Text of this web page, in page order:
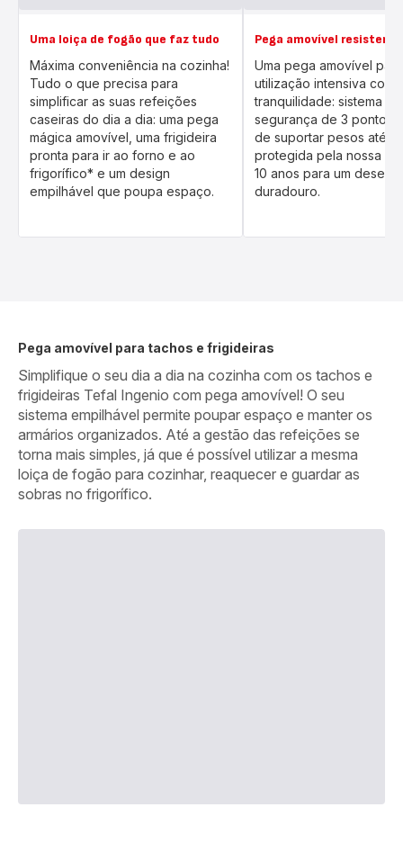
Uma loiça de fogão que faz tudo
Máxima conveniência na cozinha!
Tudo o que precisa para
simplificar as suas refeições
caseiras do dia a dia: uma pega
mágica amovível, uma frigideira
pronta para ir ao forno e ao
frigorífico* e um design
empilhável que poupa espaço.
Pega amovível resistente
Uma pega amovível para
utilização intensiva com
tranquilidade: sistema de
segurança de 3 pontos,
de suportar pesos até
protegida pela nossa
10 anos para um
duradouro.
Pega amovível para tachos e frigideiras
Simplifique o seu dia a dia na cozinha com os tachos e
frigideiras Tefal Ingenio com pega amovível! O seu
sistema empilhável permite poupar espaço e manter os
armários organizados. Até a gestão das refeições se
torna mais simples, já que é possível utilizar a mesma
loiça de fogão para cozinhar, reaquecer e guardar as
sobras no frigorífico.